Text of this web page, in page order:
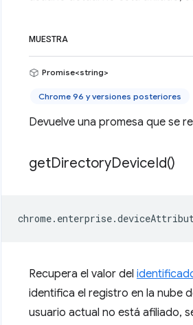
MUESTRA
Promise<string>
Chrome 96 y versiones posteriores
Devuelve una promesa que se
getDirectoryDeviceId()
chrome. enterprise.
Recupera el valor del
identifica el registro en la nube
usuario actual no está afiliado,